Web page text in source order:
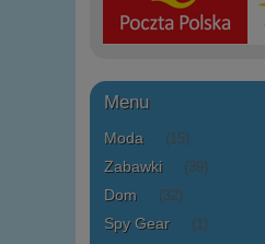
Menu
Moda (15)
Zabawki (39)
Dom (32)
Spy Gear (1)